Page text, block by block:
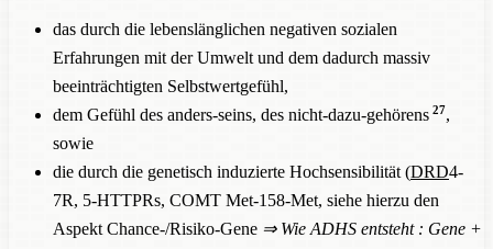
das durch die lebenslänglichen negativen sozialen
Erfahrungen mit der Umwelt und dem dadurch massiv
beeinträchtigten Selbstwertgefühl,
dem Gefühl des anders-seins, des nicht-dazu-gehörens 27,
sowie
die durch die genetisch induzierte Hochsensibilität (DRD4-
7R, 5-HTTPRs, COMT Met-158-Met, siehe hierzu den
Aspekt Chance-/Risiko-Gene ⇒ Wie ADHS entsteht : Gene +